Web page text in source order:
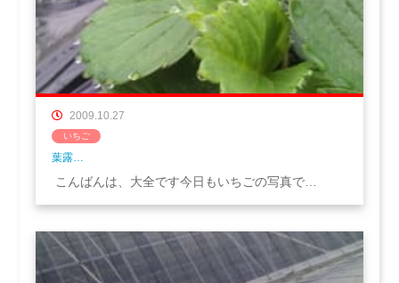
2009.10.27
いちご
葉露…
こんばんは、大全です今日もいちごの写真で…